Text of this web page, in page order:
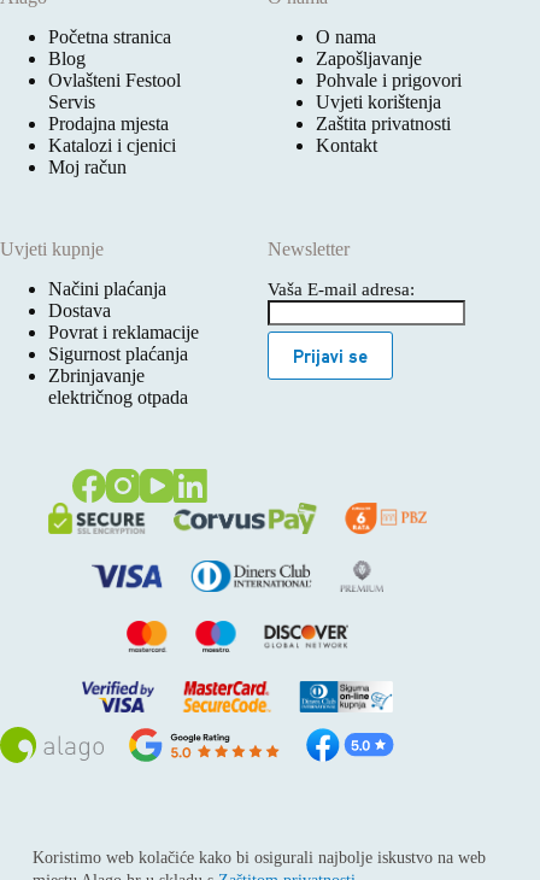
Koristimo web kolačiće kako bi osigurali najbolje iskustvo na web
Početna stranica
Blog
Ovlašteni Festool
Servis
Prodajna mjesta
Katalozi i cjenici
Moj račun
O nama
Zapošljavanje
Pohvale i prigovori
Uvjeti korištenja
Zaštita privatnosti
Kontakt
Uvjeti kupnje
Načini plaćanja
Dostava
Povrat i reklamacije
Sigurnost plaćanja
Zbrinjavanje
električnog otpada
Newsletter
Vaša E-mail adresa:
Prijavi se
Sva prava pridržana © 2026
Alago
ALAGO d.o.o. trgovina, usluge i zastupanje stranih tvrtki /